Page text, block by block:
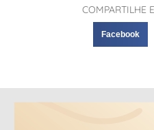
COMPARTILHE
Facebook